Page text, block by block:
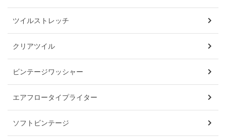
ツイルストレッチ
クリアツイル
ビンテージワッシャー
エアフロータイプライター
ソフトビンテージ